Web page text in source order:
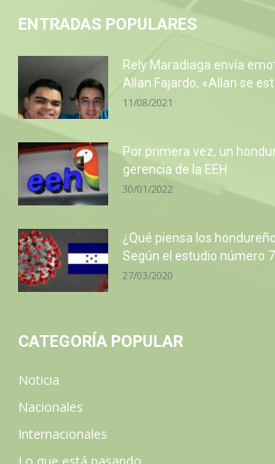
ENTRADAS POPULARES
Rely Maradiaga envía
Allan Fajardo, «Allan se
11/08/2021
Por primera vez, un
gerencia de la EEH
30/01/2022
¿Qué piensa los
Según el estudio número
27/03/2020
CATEGORÍA POPULAR
Noticia
Nacionales
Internacionales